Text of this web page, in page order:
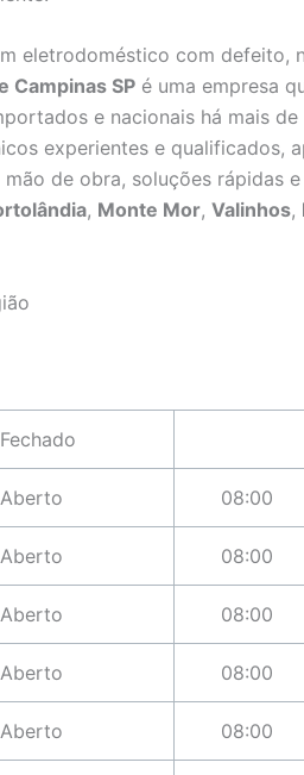
eletrodoméstico com defeito,
Campinas SP é uma empresa
e nacionais há mais
experientes e qualificados,
de obra, soluções rápidas
, Monte Mor, Valinhos,
Fechado
Aberto 08:00
Aberto 08:00
Aberto 08:00
Aberto 08:00
Aberto 08:00